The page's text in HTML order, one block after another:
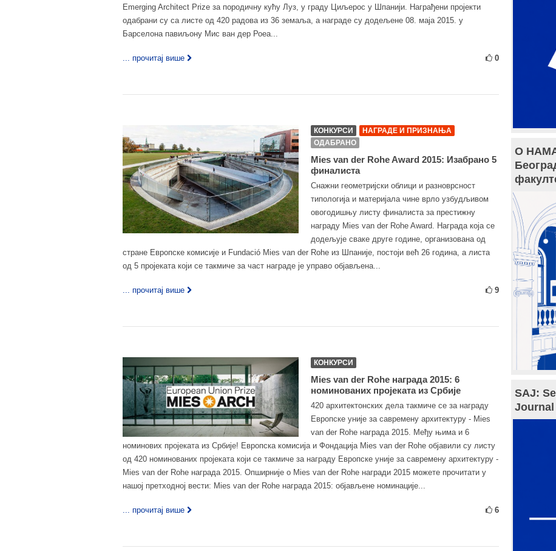
Emerging Architect Prize за породичну кућу Луз, у граду Циљерос у Шпанији. Награђени пројекти
одабрани су са листе од 420 радова из 36 земаља, а награде су додељене 08. маја 2015. у
Барселона павиљону Мис ван дер Роеа...
... прочитај више 0
КОНКУРСИ
НАГРАДЕ И ПРИЗНАЊА
ОДАБРАНО
Mies van der Rohe Award 2015: Изабрано 5
финалиста
Снажни геометријски облици и разноврсност
типологија и материјала чине врло узбудљивом
овогодишњу листу финалиста за престижну
награду Mies van der Rohe Award. Награда која се
додељује сваке друге године, организована од
стране Европске комисије и Fundació Mies van der Rohe из Шпаније, постоји већ 26 година, а листа
од 5 пројеката који се такмиче за част награде је управо објављена...
... прочитај више 9
КОНКУРСИ
Mies van der Rohe награда 2015: 6
номинованих пројеката из Србије
420 архитектонских дела такмиче се за награду
Европске уније за савремену архитектуру - Mies
van der Rohe награда 2015. Међу њима и 6
номинових пројеката из Србије! Европска комисија и Фондација Mies van der Rohe објавили су листу
од 420 номинованих пројеката који се такмиче за награду Европске уније за савремену архитектуру -
Mies van der Rohe награда 2015. Опширније о Mies van der Rohe награди 2015 можете прочитати у
нашој претходној вести: Mies van der Rohe награда 2015: објављене номинације...
... прочитај више 6
О
SAJ:
Journal